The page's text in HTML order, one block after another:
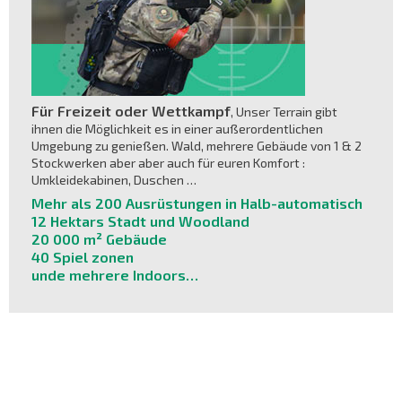
Für Freizeit oder Wettkampf, Unser Terrain gibt
ihnen die Möglichkeit es in einer außerordentlichen
Umgebung zu genießen. Wald, mehrere Gebäude von 1 & 2
Stockwerken aber aber auch für euren Komfort :
Umkleidekabinen, Duschen …
Mehr als 200 Ausrüstungen in Halb-automatisch
12 Hektars Stadt und Woodland
20 000 m² Gebäude
40 Spiel zonen
unde mehrere Indoors…